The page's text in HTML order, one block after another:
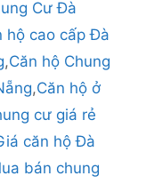
Cư Đà
hộ cao cấp Đà
,Căn hộ Chung
,Căn hộ ở
cư giá rẻ
căn hộ Đà
bán chung